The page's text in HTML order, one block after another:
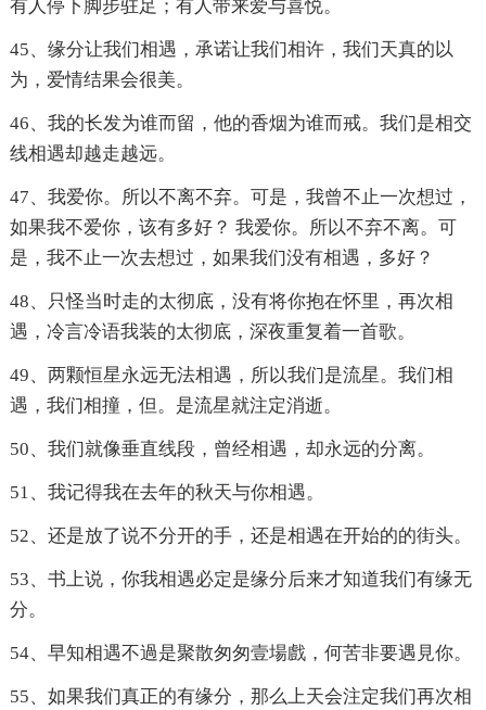
有人停下脚步驻足；有人带来爱与喜悦。
45、缘分让我们相遇，承诺让我们相许，我们天真的以
为，爱情结果会很美。
46、我的长发为谁而留，他的香烟为谁而戒。我们是相交
线相遇却越走越远。
47、我爱你。所以不离不弃。可是，我曾不止一次想过，
如果我不爱你，该有多好？ 我爱你。所以不弃不离。可
是，我不止一次去想过，如果我们没有相遇，多好？
48、只怪当时走的太彻底，没有将你抱在怀里，再次相
遇，冷言冷语我装的太彻底，深夜重复着一首歌。
49、两颗恒星永远无法相遇，所以我们是流星。我们相
遇，我们相撞，但。是流星就注定消逝。
50、我们就像垂直线段，曾经相遇，却永远的分离。
51、我记得我在去年的秋天与你相遇。
52、还是放了说不分开的手，还是相遇在开始的的街头。
53、书上说，你我相遇必定是缘分后来才知道我们有缘无
分。
54、早知相遇不過是聚散匆匆壹場戲，何苦非要遇見你。
55、如果我们真正的有缘分，那么上天会注定我们再次相